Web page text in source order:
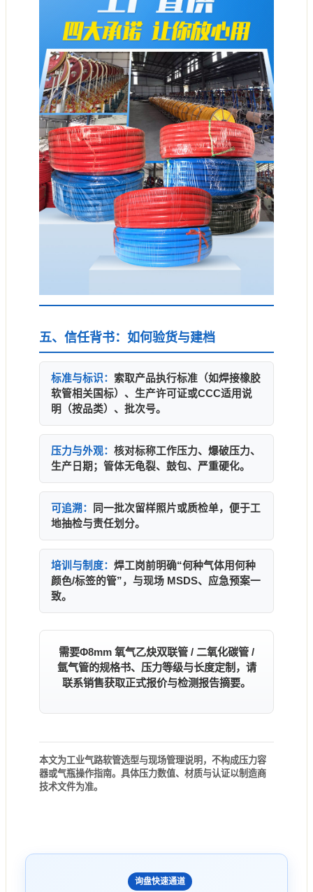
五、信任背书：如何验货与建档
标准与标识： 索取产品执行标准（如焊接橡胶
软管相关国标）、生产许可证或CCC适用说
明（按品类）、批次号。
压力与外观： 核对标称工作压力、爆破压力、
生产日期；管体无龟裂、鼓包、严重硬化。
可追溯：
同一批次留样照片或质检单，便于工
地抽检与责任划分。
培训与制度： 焊工岗前明确“何种气体用何种
颜色/标签的管”，与现场 MSDS、应急预案一
致。
需要Φ8mm 氧气乙炔双联管 / 二氧化碳管 /
氩气管的规格书、压力等级与长度定制，请
联系销售获取正式报价与检测报告摘要。
本文为工业气路软管选型与现场管理说明，不构成压力容
器或气瓶操作指南。具体压力数值、材质与认证以制造商
技术文件为准。
询盘快速通道